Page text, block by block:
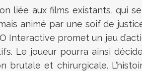
liée aux films existants, qui
animé par une soif de
Interactive promet un jeu
Le joueur pourra ainsi
brutale et chirurgicale.